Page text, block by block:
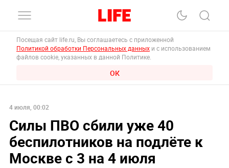
Посещая сайт life.ru, Вы соглашаетесь с приложенной
Политикой обработки Персональных данных и с использованием
файлов cookie, указанных в данной Политике.
ОК
4 июля, 00:02
Силы ПВО сбили уже 40
беспилотников на подлёте к
Москве с 3 на 4 июля